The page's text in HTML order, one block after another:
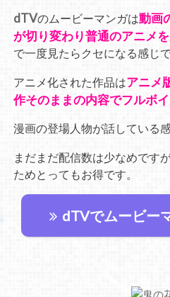
dTVのムービーマンガは動画
が切り変わり普通のアニメ
で一度見たらクセになる感じで
アニメ化された作品はアニメ
作そのままの内容でフルボ
漫画の登場人物が話している
まだまだ配信数は少なめです
ためとってもお得です。
dTVでムービー